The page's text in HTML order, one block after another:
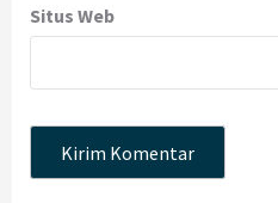
Situs Web